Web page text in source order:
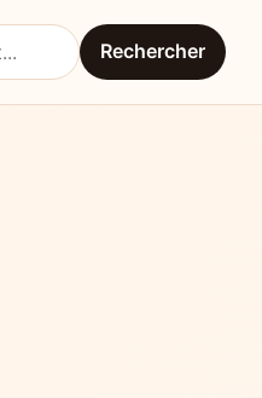
Rechercher